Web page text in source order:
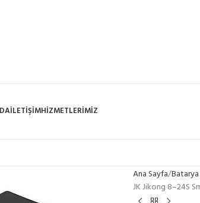
İLETIŞIMHIZMETLERIMIZ
Ana Sayfa
JK Jikong 8–24S